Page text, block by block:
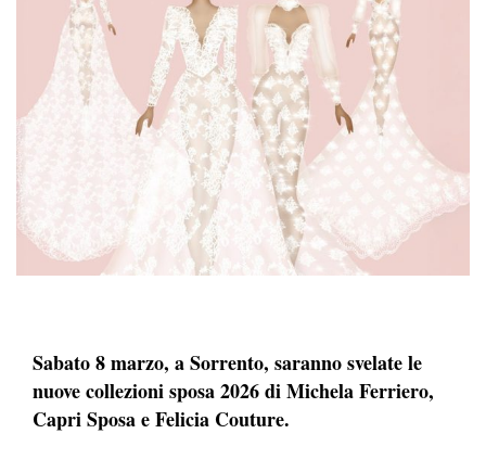
Sabato 8 marzo, a Sorrento, saranno svelate le
nuove collezioni sposa 2026 di Michela Ferriero,
Capri Sposa e Felicia Couture.